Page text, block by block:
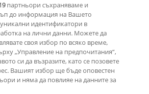
РЕКЛАМА
партньори съхраняваме и
до информация на Вашето
идентификатори в
на лични данни. Можете да
своя избор по всяко време,
„Управление на предпочитания“,
си да възразите, като се позовете
Вашият избор ще бъде оповестен
и няма да повлияе на данните за